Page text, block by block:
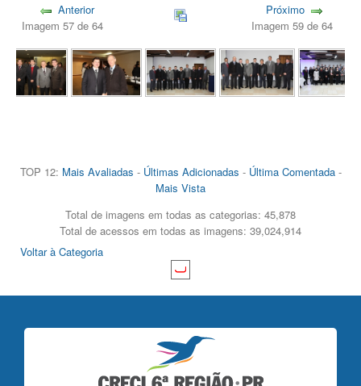
Anterior
Imagem 57 de 64
Próximo
Imagem 59 de 64
TOP 12: Mais Avaliadas - Últimas Adicionadas - Última Comentada-
Mais Vista
Total de imagens em todas as categorias: 45,878
Total de acessos em todas as imagens: 39,024,914
Voltar à Categoria